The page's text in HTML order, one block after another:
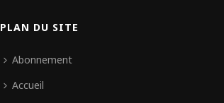
PLAN DU SITE
Abonnement
Accueil